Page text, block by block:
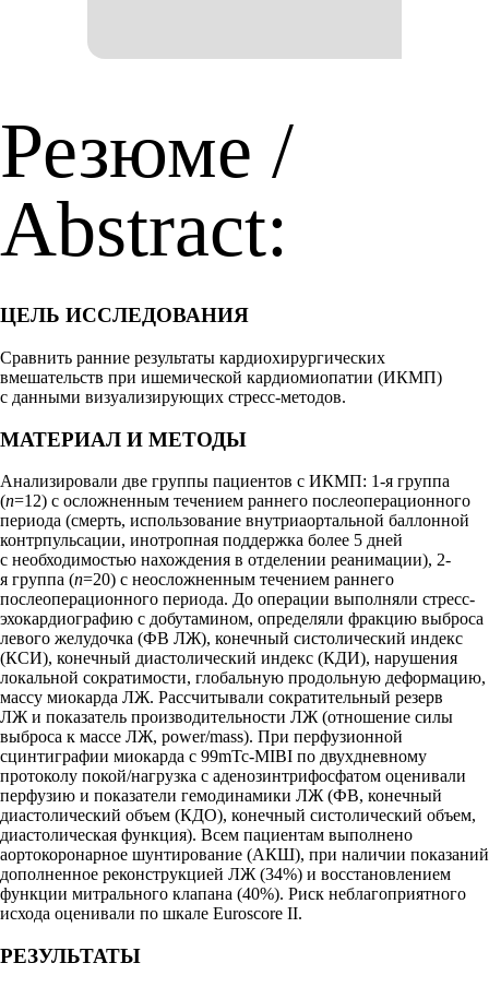
Резюме /
Abstract:
ЦЕЛЬ ИССЛЕДОВАНИЯ
Сравнить ранние результаты кардиохирургических
вмешательств при ишемической кардиомиопатии (ИКМП)
с данными визуализирующих стресс-методов.
МАТЕРИАЛ И МЕТОДЫ
Анализировали две группы пациентов с ИКМП: 1-я группа
(n=12) с осложненным течением раннего послеоперационного
периода (смерть, использование внутриаортальной баллонной
контрпульсации, инотропная поддержка более 5 дней
с необходимостью нахождения в отделении реанимации), 2-
я группа (n=20) с неосложненным течением раннего
послеоперационного периода. До операции выполняли стресс-
эхокардиографию с добутамином, определяли фракцию выброса
левого желудочка (ФВ ЛЖ), конечный систолический индекс
(КСИ), конечный диастолический индекс (КДИ), нарушения
локальной сократимости, глобальную продольную деформацию,
массу миокарда ЛЖ. Рассчитывали сократительный резерв
ЛЖ и показатель производительности ЛЖ (отношение силы
выброса к массе ЛЖ, power/mass). При перфузионной
сцинтиграфии миокарда с 99mTc-MIBI по двухдневному
протоколу покой/нагрузка с аденозинтрифосфатом оценивали
перфузию и показатели гемодинамики ЛЖ (ФВ, конечный
диастолический объем (КДО), конечный систолический объем,
диастолическая функция). Всем пациентам выполнено
аортокоронарное шунтирование (АКШ), при наличии показаний
дополненное реконструкцией ЛЖ (34%) и восстановлением
функции митрального клапана (40%). Риск неблагоприятного
исхода оценивали по шкале Euroscore II.
РЕЗУЛЬТАТЫ